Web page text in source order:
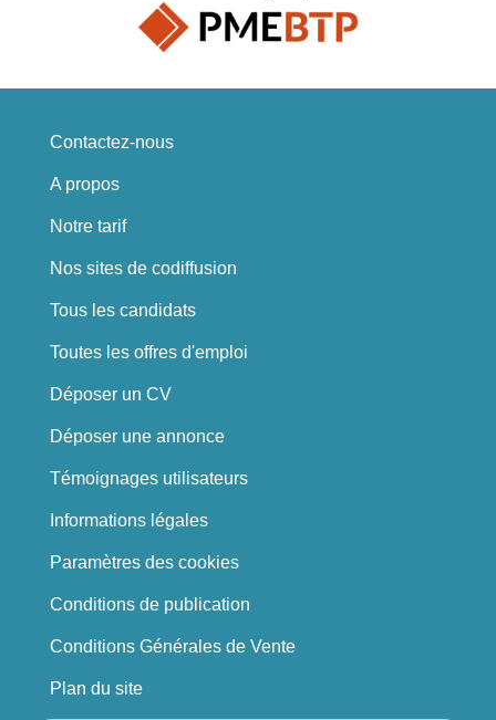
Contactez-nous
A propos
Notre tarif
Nos sites de codiffusion
Tous les candidats
Toutes les offres d'emploi
Déposer un CV
Déposer une annonce
Témoignages utilisateurs
Informations légales
Paramètres des cookies
Conditions de publication
Conditions Générales de Vente
Plan du site